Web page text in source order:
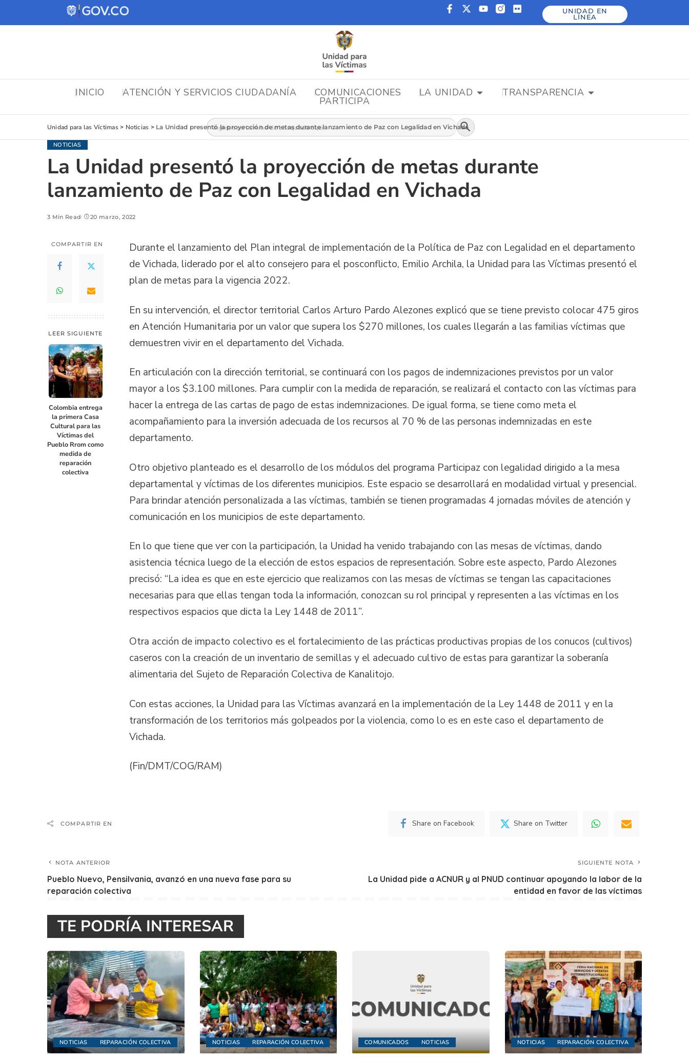
UNIDAD EN
LÍNEA
INICIO ATENCIÓN Y SERVICIOS CIUDADANÍA COMUNICACIONES LA UNIDAD TRANSPARENCIA
PARTICIPA
Buscar: Botón de búsqueda
Unidad para las Víctimas> Noticias > La Unidad presentó la proyección de metas durante lanzamiento de Paz con Legalidad en Vichada
NOTICIAS
La Unidad presentó la proyección de metas durante
lanzamiento de Paz con Legalidad en Vichada
3 Min Read 20 marzo, 2022
COMPARTIR EN
LEER SIGUIENTE
Colombia entrega
la primera Casa
Cultural para las
Víctimas del
Pueblo Rrom como
medida de
reparación
colectiva
Durante el lanzamiento del Plan integral de implementación de la Política de Paz con Legalidad en el departamento
de Vichada, liderado por el alto consejero para el posconflicto, Emilio Archila, la Unidad para las Víctimas presentó el
plan de metas para la vigencia 2022.
En su intervención, el director territorial Carlos Arturo Pardo Alezones explicó que se tiene previsto colocar 475 giros
en Atención Humanitaria por un valor que supera los $270 millones, los cuales llegarán a las familias víctimas que
demuestren vivir en el departamento del Vichada.
En articulación con la dirección territorial, se continuará con los pagos de indemnizaciones previstos por un valor
mayor a los $3.100 millones. Para cumplir con la medida de reparación, se realizará el contacto con las víctimas para
hacer la entrega de las cartas de pago de estas indemnizaciones. De igual forma, se tiene como meta el
acompañamiento para la inversión adecuada de los recursos al 70 % de las personas indemnizadas en este
departamento.
Otro objetivo planteado es el desarrollo de los módulos del programa Participaz con legalidad dirigido a la mesa
departamental y víctimas de los diferentes municipios. Este espacio se desarrollará en modalidad virtual y presencial.
Para brindar atención personalizada a las víctimas, también se tienen programadas 4 jornadas móviles de atención y
comunicación en los municipios de este departamento.
En lo que tiene que ver con la participación, la Unidad ha venido trabajando con las mesas de víctimas, dando
asistencia técnica luego de la elección de estos espacios de representación. Sobre este aspecto, Pardo Alezones
precisó: “La idea es que en este ejercicio que realizamos con las mesas de víctimas se tengan las capacitaciones
necesarias para que ellas tengan toda la información, conozcan su rol principal y representen a las víctimas en los
respectivos espacios que dicta la Ley 1448 de 2011”.
Otra acción de impacto colectivo es el fortalecimiento de las prácticas productivas propias de los conucos (cultivos)
caseros con la creación de un inventario de semillas y el adecuado cultivo de estas para garantizar la soberanía
alimentaria del Sujeto de Reparación Colectiva de Kanalitojo.
Con estas acciones, la Unidad para las Víctimas avanzará en la implementación de la Ley 1448 de 2011 y en la
transformación de los territorios más golpeados por la violencia, como lo es en este caso el departamento de
Vichada.
(Fin/DMT/COG/RAM)
COMPARTIR EN Share on Facebook Share on Twitter
NOTA ANTERIOR
Pueblo Nuevo, Pensilvania, avanzó en una nueva fase para su
reparación colectiva
SIGUIENTE NOTA
La Unidad pide a ACNUR y al PNUD continuar apoyando la labor de la
entidad en favor de las víctimas
TE PODRÍA INTERESAR
NOTICIAS REPARACIÓN COLECTIVA NOTICIAS REPARACIÓN COLECTIVA COMUNICADOS NOTICIAS NOTICIAS REPARACIÓN COLECTIVA